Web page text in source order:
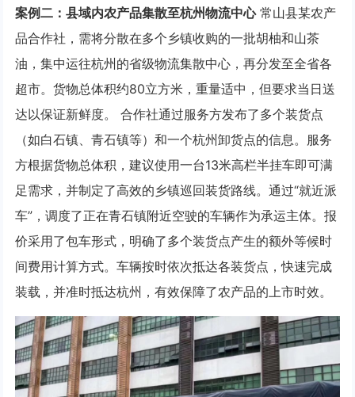
案例二：县域内农产品集散至杭州物流中心常山县某农产
品合作社，需将分散在多个乡镇收购的一批胡柚和山茶
油，集中运往杭州的省级物流集散中心，再分发至全省各
超市。货物总体积约80立方米，重量适中，但要求当日送
达以保证新鲜度。 合作社通过服务方发布了多个装货点
（如白石镇、青石镇等）和一个杭州卸货点的信息。服务
方根据货物总体积，建议使用一台13米高栏半挂车即可满
足需求，并制定了高效的乡镇巡回装货路线。通过“就近派
车”，调度了正在青石镇附近空驶的车辆作为承运主体。报
价采用了包车形式，明确了多个装货点产生的额外等候时
间费用计算方式。车辆按时依次抵达各装货点，快速完成
装载，并准时抵达杭州，有效保障了农产品的上市时效。